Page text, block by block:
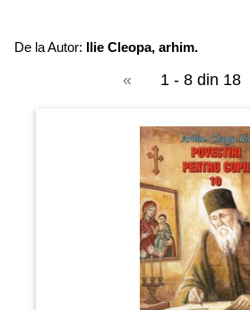
De la Autor: Ilie Cleopa, arhim.
« 1 - 8 din 18